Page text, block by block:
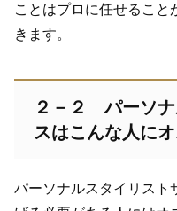
ことはプロに任せること
きます。
２－２ パーソナ
スはこんな人に
パーソナルスタイリスト